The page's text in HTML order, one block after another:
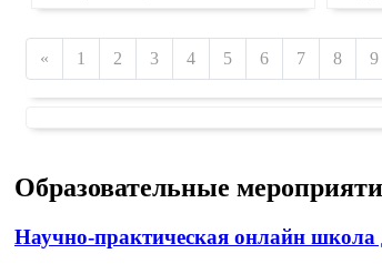
« 1 2 3 4 5 6 7 8 9
Образовательные
Научно-практическая онлайн школа